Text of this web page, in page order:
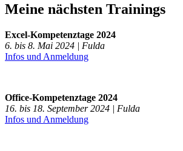
Meine nächsten Trainings
Excel-Kompetenztage 2024
6. bis 8. Mai 2024 | Fulda
Infos und Anmeldung
Office-Kompetenztage 2024
16. bis 18. September 2024 | Fulda
Infos und Anmeldung